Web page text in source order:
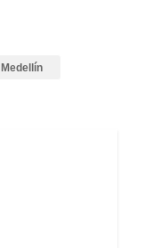
Medellín